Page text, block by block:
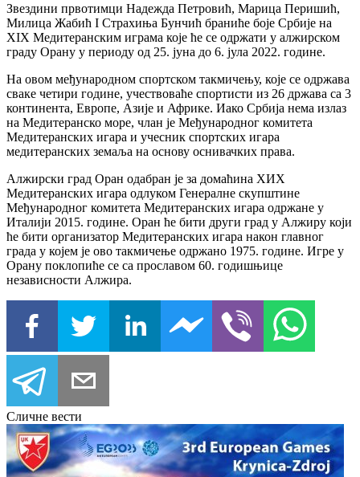
Звездини првотимци Надежда Петровић, Марица Перишић,
Милица Жабић I Страхиња Бунчић браниће боје Србије на
XIX Медитеранским играма које ће се одржати у алжирском
граду Орану у периоду од 25. јуна до 6. јула 2022. године.
На овом међународном спортском такмичењу, које се одржава
сваке четири године, учествоваће спортисти из 26 држава са 3
континента, Европе, Азије и Африке. Иако Србија нема излаз
на Медитеранско море, члан је Међународног комитета
Медитеранских игара и учесник спортских игара
медитеранских земаља на основу оснивачких права.
Алжирски град Оран одабран је за домаћина XИX
Медитеранских игара одлуком Генералне скупштине
Међународног комитета Медитеранских игара одржане у
Италији 2015. године. Оран ће бити други град у Алжиру који
ће бити организатор Медитеранских игара након главног
града у којем је ово такмичење одржано 1975. године. Игре у
Орану поклопиће се са прославом 60. годишњице
независности Алжира.
Сличне вести